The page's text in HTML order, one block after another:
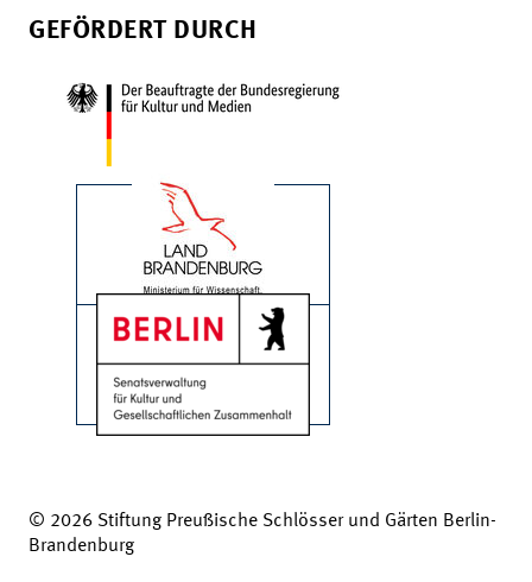
GEFÖRDERT DURCH
© 2026 Stiftung Preußische Schlösser und Gärten Berlin-
Brandenburg